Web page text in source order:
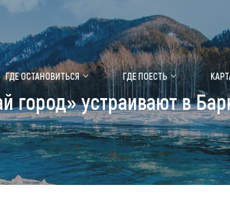
маральника Медицинский
природы
истории и культуры
развлечений
Чем
Календарь
Аудиогид
Мой маршрут
ГДЕ ОСТАНОВИТЬСЯ ГДЕ ПОЕСТЬ
город» устраивают в